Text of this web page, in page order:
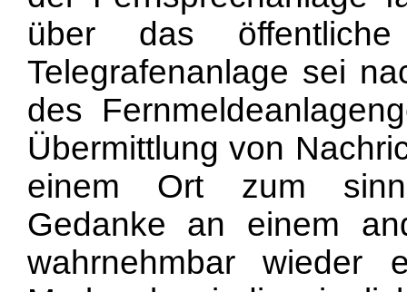
über das
Telegrafenanlage sei
des
Übermittlung von
einem Ort zum
Gedanke an einem
wahrnehmbar wieder